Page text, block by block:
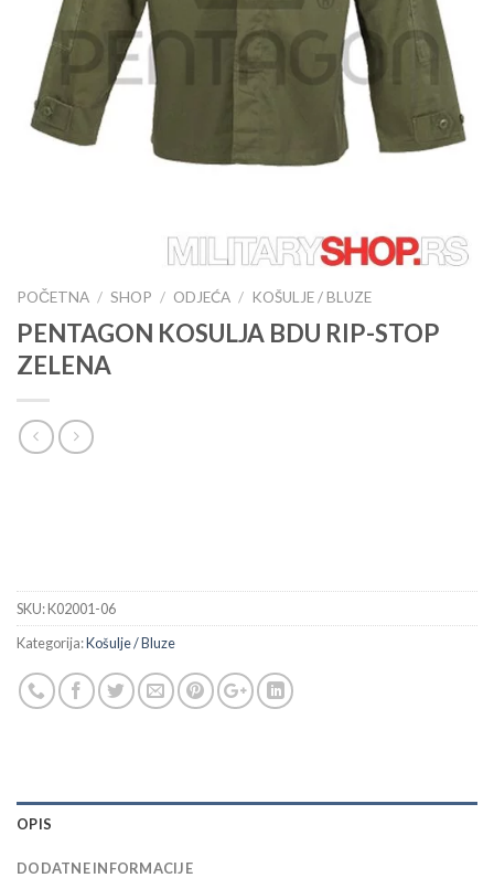
POČETNA / SHOP / ODJEĆA / KOŠULJE / BLUZE
PENTAGON KOSULJA BDU RIP-STOP
ZELENA
SKU:K02001-06
Kategorija:Košulje / Bluze
OPIS
DODATNE INFORMACIJE